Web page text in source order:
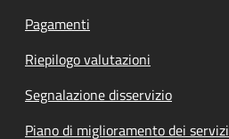
Pagamenti
Riepilogo valutazioni
Segnalazione disservizio
Piano di miglioramento dei servizi